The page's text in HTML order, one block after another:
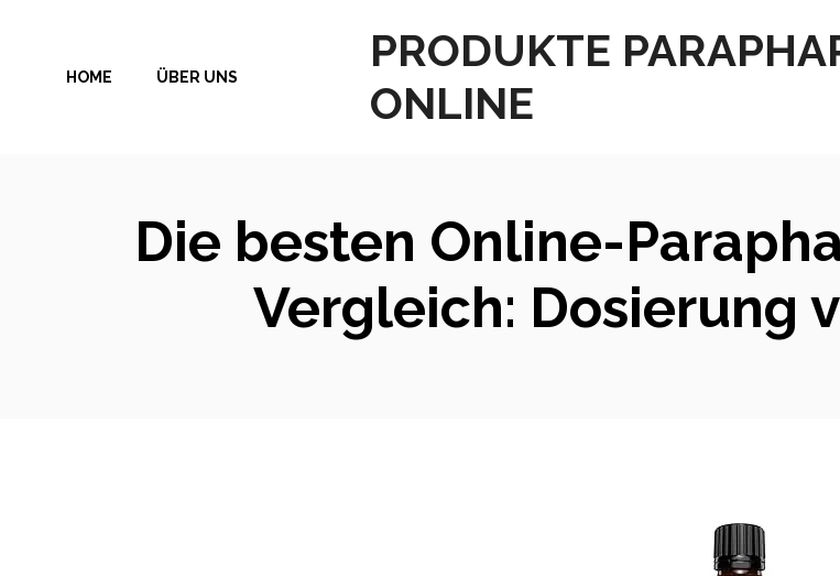
springen
PRODUKTE
ONLINE
HOME ÜBER UNS
Die besten Online-
Vergleich: Dosierung